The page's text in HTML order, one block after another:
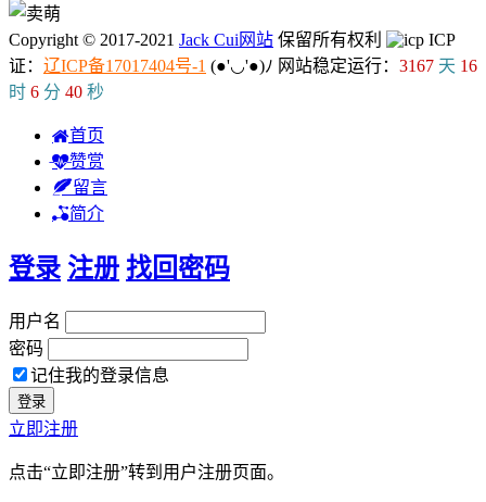
Copyright © 2017-2021 Jack Cui网站 保留所有权利
ICP
证： 辽ICP备17017404号-1 (●'◡'●)ﾉ 网站稳定运行： 3167 天 16
时 6 分 40 秒
首页
赞赏
留言
简介
登录 注册 找回密码
用户名
密码
记住我的登录信息
立即注册
点击“立即注册”转到用户注册页面。